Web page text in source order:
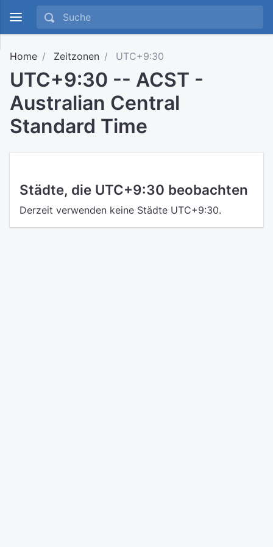
Home Zeitzonen UTC+9:30
UTC+9:30 -- ACST -
Australian Central
Standard Time
Städte, die UTC+9:30 beobachten
Derzeit verwenden keine Städte UTC+9:30.